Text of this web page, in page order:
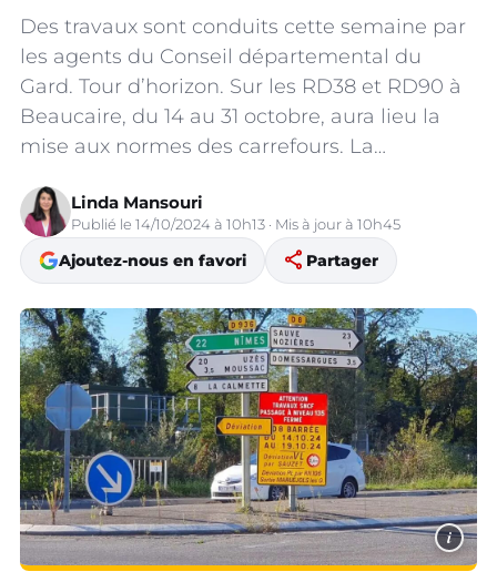
Des travaux sont conduits cette semaine par
les agents du Conseil départemental du
Gard. Tour d’horizon. Sur les RD38 et RD90 à
Beaucaire, du 14 au 31 octobre, aura lieu la
mise aux normes des carrefours. La…
Linda Mansouri
Publié le 14/10/2024 à 10h13 · Mis à jour à 10h45
Ajoutez-nous en favori share Partager
i